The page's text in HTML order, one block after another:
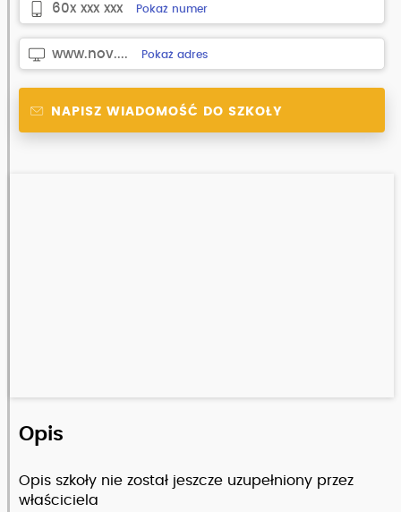
60x xxx xxx Pokaż numer
www.nov.... Pokaż adres
NAPISZ WIADOMOŚĆ DO SZKOŁY
Opis
Opis szkoły nie został jeszcze uzupełniony przez
właściciela